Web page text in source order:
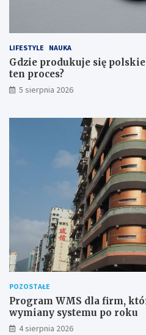
LIFESTYLE NAUKA
Gdzie produkuje się
ten proces?
5 sierpnia 2026
POZOSTAŁE
Program WMS dla firm,
wymiany systemu po roku
4 sierpnia 2026